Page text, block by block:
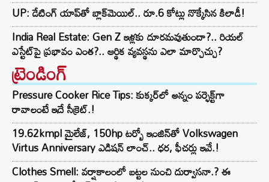
UP: డేటింగ్ యాప్‌తో బ్లాక్‌మెయిల్.. రూ.6 కోట్లు నొక్కేసిన కిలాడీ!
India Real Estate: Gen Z ఇళ్లకు దూరమవుతుందా?.. రియల్
ఎస్టేట్‌పై ప్రభావం ఎంత?.. ఆర్థిక వ్యవస్థను ఎలా మార్చొచ్చు?
ట్రెండింగ్‌
Pressure Cooker Rice Tips: కుక్కర్‌లో అన్నం పర్ఫెక్ట్‌గా
రావాలంటే ఇదే సీక్రెట్.!
19.62kmpl మైలేజ్, 150hp టర్బో ఇంజిన్‌తో Volkswagen
Virtus Anniversary ఎడిషన్ లాంచ్.. ధర, ఫీచర్లు ఇవే.!
Clothes Smell: వర్షాకాలంలో బట్టల నుంచి దుర్వాసనా.? ఈ